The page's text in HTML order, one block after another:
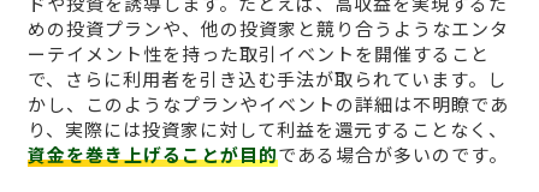
めの投資プランや、他の投資家と競り合うようなエンタ
ーテイメント性を持った取引イベントを開催すること
で、さらに利用者を引き込む手法が取られています。し
かし、このようなプランやイベントの詳細は不明瞭であ
り、実際には投資家に対して利益を還元することなく、
資金を巻き上げることが目的である場合が多いのです。